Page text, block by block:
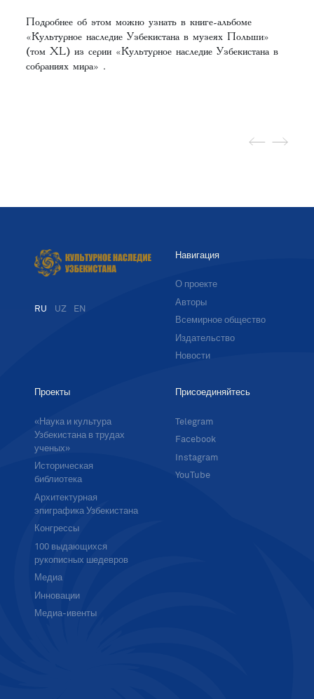
Подробнее об этом можно узнать в книге-альбоме
«Культурное наследие Узбекистана в музеях Польши»
(том XL) из серии «Культурное наследие Узбекистана в
собраниях мира» .
RU UZ EN
Навигация
О проекте
Авторы
Всемирное общество
Издательство
Новости
Проекты
«Наука и культура
Узбекистана в трудах
ученых»
Историческая
библиотека
Архитектурная
эпиграфика Узбекистана
Конгрессы
100 выдающихся
рукописных шедевров
Медиа
Инновации
Медиа-ивенты
Присоединяйтесь
Telegram
Facebook
Instagram
YouTube